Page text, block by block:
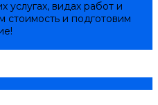
видах работ и
стоимость и подготовим